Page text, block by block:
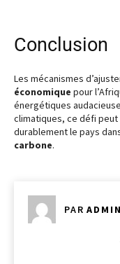
Conclusion
Les mécanismes
économique pour
énergétiques
climatiques, ce défi
durablement le pays
carbone.
PAR